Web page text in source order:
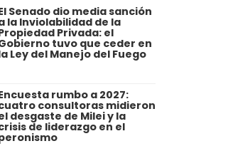
Senado dio media sanción
la Inviolabilidad de la
Privada: el
tuvo que ceder en
Ley del Manejo del Fuego
rumbo a 2027:
consultoras midieron
desgaste de Milei y la
de liderazgo en el